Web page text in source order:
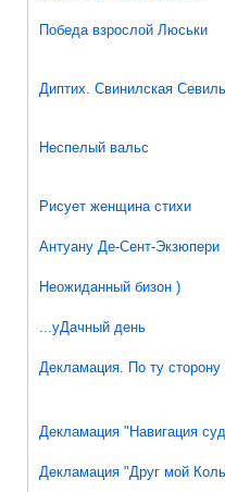
Победа взрослой Люськи
Диптих. Свинилская
Неспелый вальс
Рисует женщина стихи
Антуану Де-Сент-Экзюпери
Неожиданный бизон )
...уДачный день
Декламация. По ту сторону
Декламация "Навигация
Декламация "Друг мой